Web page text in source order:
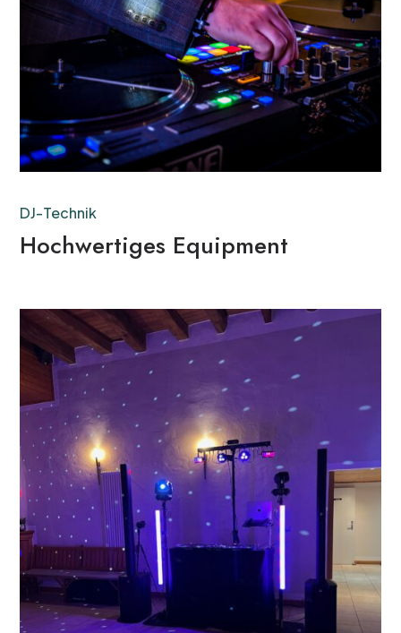
DJ-Technik
Hochwertiges Equipment